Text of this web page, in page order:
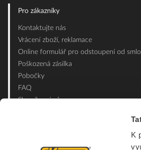
K
Pro zákazníky
Kontaktujte nás
Vrácení zboží, reklamace
Online formulář pro odstoupení od
Poškozená zásilka
Pobočky
FAQ
Slovník pojmů